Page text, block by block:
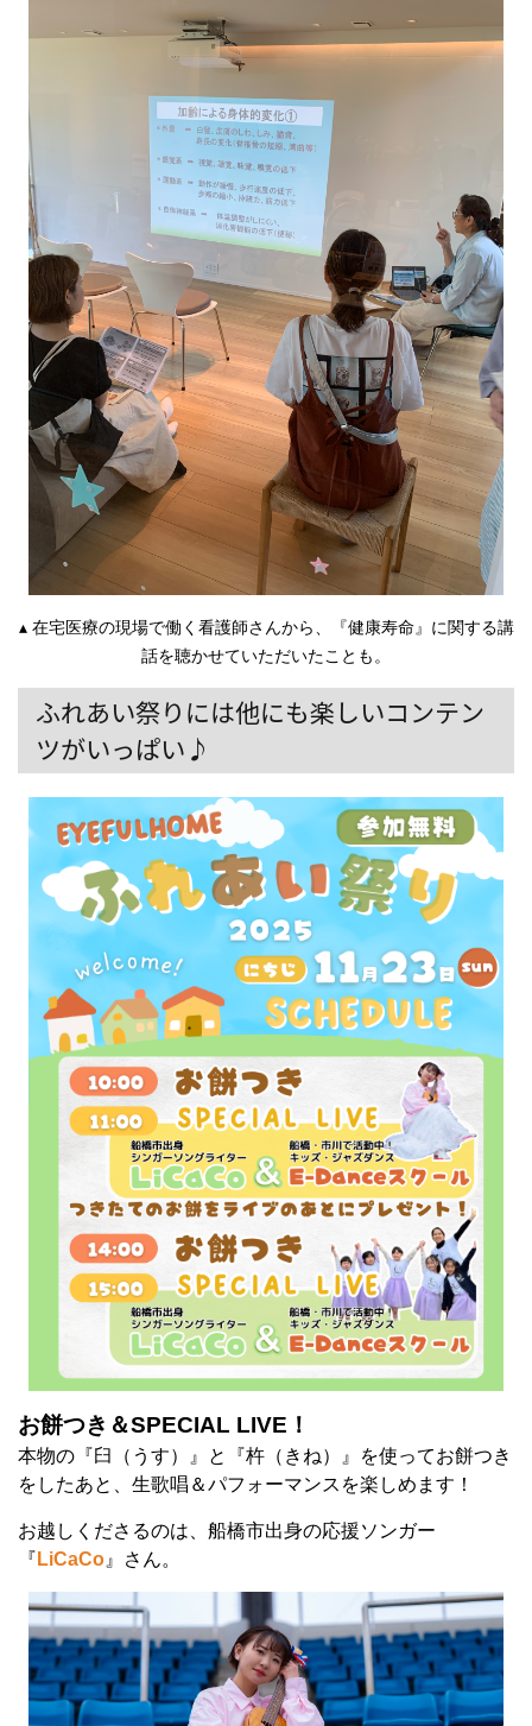
▴ 在宅医療の現場で働く看護師さんから、『健康寿命』に関する講
話を聴かせていただいたことも。
ふれあい祭りには他にも楽しいコンテン
ツがいっぱい♪
お餅つき＆SPECIAL LIVE！
本物の『臼（うす）』と『杵（きね）』を使ってお餅つき
をしたあと、生歌唱＆パフォーマンスを楽しめます！
お越しくださるのは、船橋市出身の応援ソンガー
『 LiCaCo 』さん。